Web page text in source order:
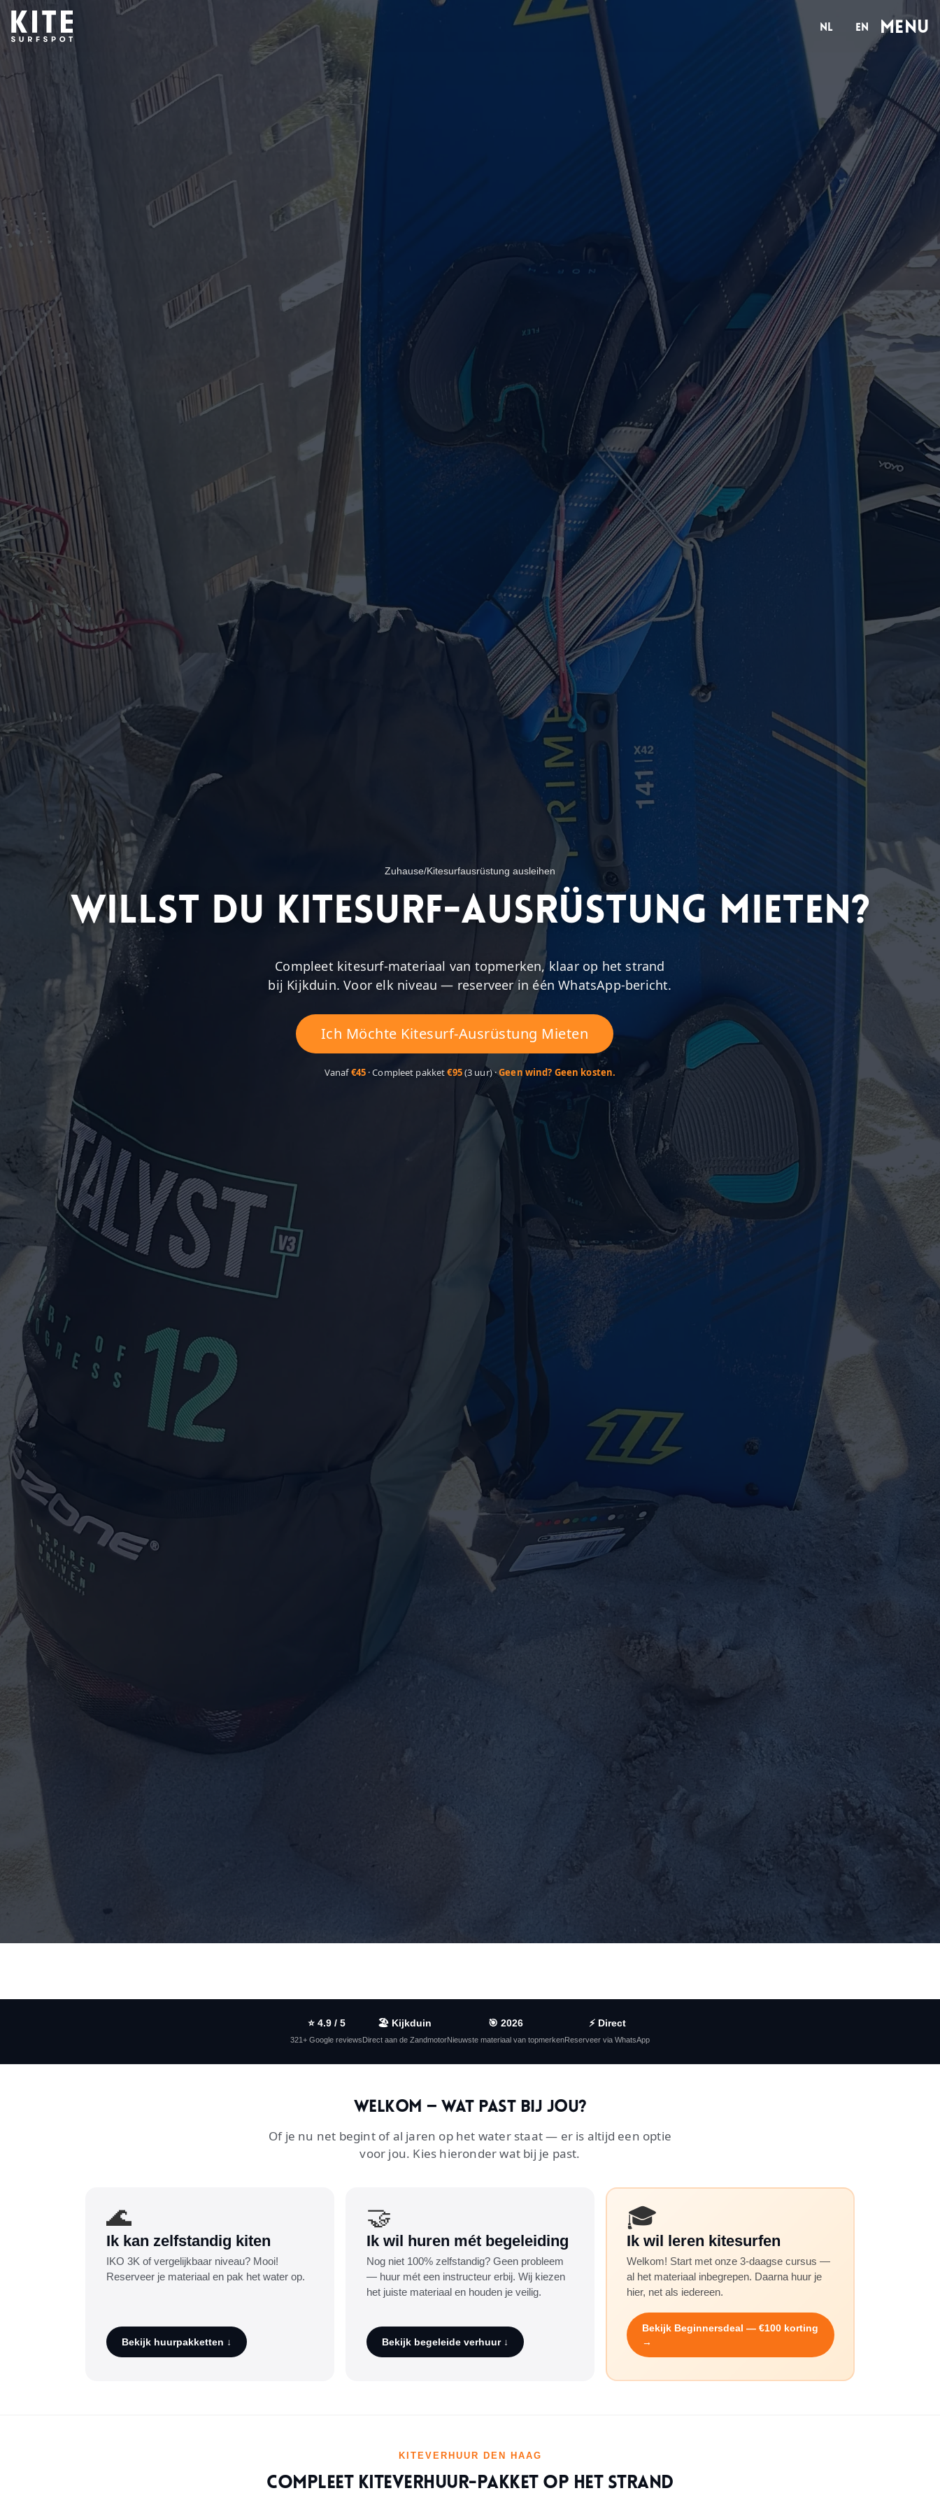
nl en Menu
Zuhause/Kitesurfausrüstung ausleihen
Willst du Kitesurf-Ausrüstung mieten?
Compleet kitesurf-materiaal van topmerken, klaar op het strand
bij Kijkduin. Voor elk niveau — reserveer in één WhatsApp-bericht.
Ich Möchte Kitesurf-Ausrüstung Mieten
Vanaf€45· Compleet pakket€95(3 uur) ·Geen wind? Geen kosten.
⭐ 4.9 / 5
321+ Google reviews
🏖️ Kijkduin
Direct aan de Zandmotor
🎯 2026
Nieuwste materiaal van topmerken
⚡ Direct
Reserveer via WhatsApp
Welkom — wat past bij jou?
Of je nu net begint of al jaren op het water staat — er is altijd een optie
voor jou. Kies hieronder wat bij je past.
🌊
Ik kan zelfstandig kiten
IKO 3K of vergelijkbaar niveau? Mooi!
Reserveer je materiaal en pak het water op.
Bekijk huurpakketten ↓
🤝
Ik wil huren mét begeleiding
Nog niet 100% zelfstandig? Geen probleem
— huur mét een instructeur erbij. Wij kiezen
het juiste materiaal en houden je veilig.
Bekijk begeleide verhuur ↓
🎓
Ik wil leren kitesurfen
Welkom! Start met onze 3-daagse cursus —
al het materiaal inbegrepen. Daarna huur je
hier, net als iedereen.
Bekijk Beginnersdeal — €100 korting
→
KITEVERHUUR DEN HAAG
Compleet kiteverhuur-pakket op het strand